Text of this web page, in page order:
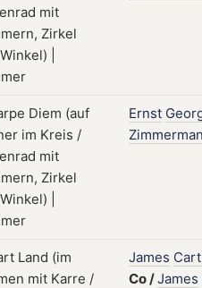
Ernst
James
Co/James